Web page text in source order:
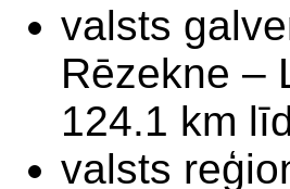
valsts
Rēzekne –
124.1 km
valsts